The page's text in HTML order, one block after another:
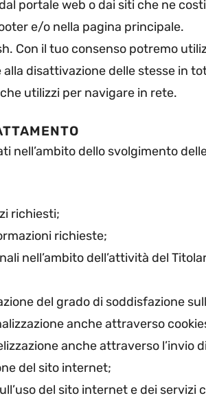
portale web o dai siti che ne
e/o nella pagina principale.
Con il tuo consenso potremo
disattivazione delle stesse in
utilizzi per navigare in rete.
nell’ambito dello svolgimento
richiesti;
richieste;
nell’ambito dell’attività del
del grado di soddisfazione
anche attraverso
anche attraverso l’invio
del sito internet;
del sito internet e dei